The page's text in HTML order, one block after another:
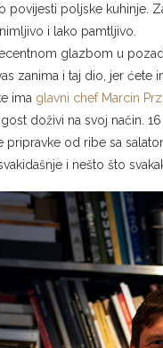
povijesti poljske kuhinje.
i lako pamtljivo.
glazbom u
zanima i taj dio, jer
ima glavni chef Marcin
doživi na svoj način.
pripravke od ribe sa
i nešto što